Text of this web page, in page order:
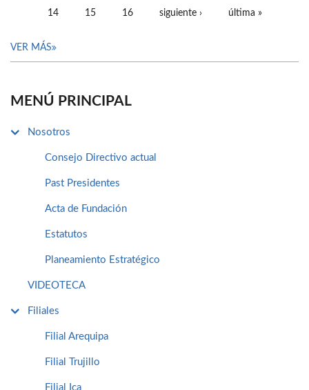
14 15 16 siguiente › última »
VER MÁS
MENÚ PRINCIPAL
Nosotros
Consejo Directivo actual
Past Presidentes
Acta de Fundación
Estatutos
Planeamiento Estratégico
VIDEOTECA
Filiales
Filial Arequipa
Filial Trujillo
Filial Ica